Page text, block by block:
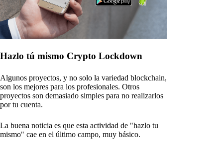
Hazlo tú mismo Crypto Lockdown
Algunos proyectos, y no solo la variedad blockchain,
son los mejores para los profesionales. Otros
proyectos son demasiado simples para no realizarlos
por tu cuenta.
La buena noticia es que esta actividad de "hazlo tu
mismo" cae en el último campo, muy básico.